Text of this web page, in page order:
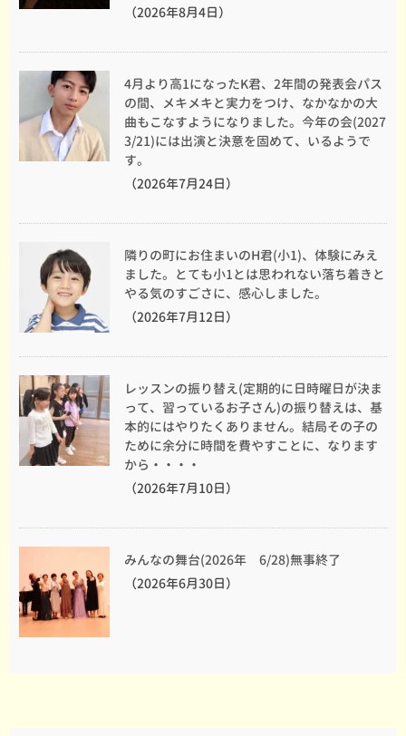
（2026年8月4日）
4月より高1になったK君、2年間の発表会パス
の間、メキメキと実力をつけ、なかなかの大
曲もこなすようになりました。今年の会(2027
3/21)には出演と決意を固めて、いるようで
す。
（2026年7月24日）
隣りの町にお住まいのH君(小1)、体験にみえ
ました。とても小1とは思われない落ち着きと
やる気のすごさに、感心しました。
（2026年7月12日）
レッスンの振り替え(定期的に日時曜日が決ま
って、習っているお子さん)の振り替えは、基
本的にはやりたくありません。結局その子の
ために余分に時間を費やすことに、なります
から・・・・
（2026年7月10日）
みんなの舞台(2026年 6/28)無事終了
（2026年6月30日）